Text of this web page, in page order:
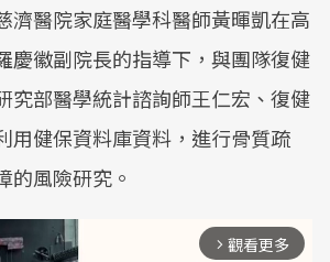
濟醫院家庭醫學科醫師黃暉凱在高
慶徽副院長的指導下，與團隊復健
究部醫學統計諮詢師王仁宏、復健
用健保資料庫資料，進行骨質疏
的風險研究。
arrow_forward_ios 觀看更多